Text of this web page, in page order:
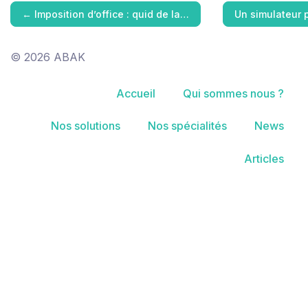
← Imposition d’office : quid de la… Un simulateur
© 2026 ABAK
Accueil Qui sommes nous ?
Nos solutions Nos spécialités News
Articles